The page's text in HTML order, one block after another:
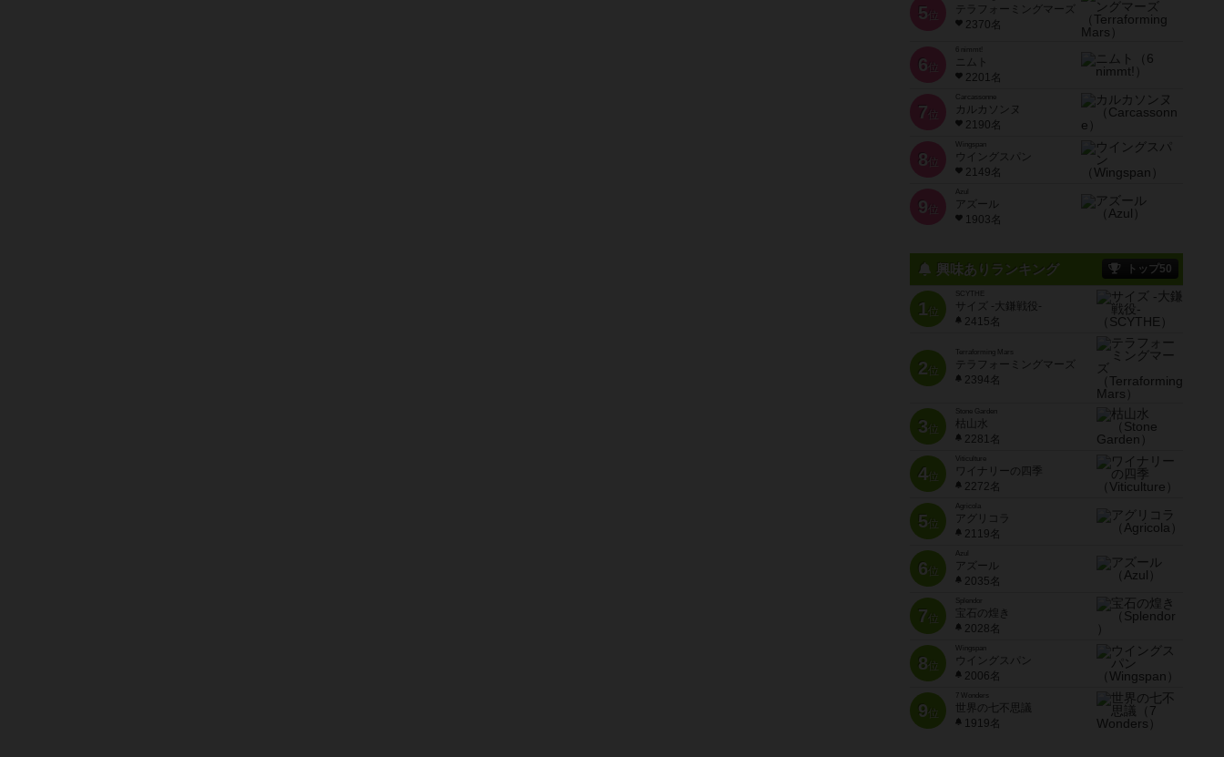
5 位
テラフォーミングマーズ
2370名
6 位
ニムト
2201名
7 位
Carcassonne
カルカソンヌ
2190名
8 位
Wingspan
ウイングスパン
2149名
9 位
Azul
アズール
1903名
興味ありランキング トップ50
1位
SCYTHE
サイズ -大鎌戦役-
2415名
2位
Terraforming Mars
テラフォーミングマーズ
2394名
3位
Stone Garden
枯山水
2281名
4位
Viticulture
ワイナリーの四季
2272名
5位
Agricola
アグリコラ
2119名
6位
Azul
アズール
2035名
7位
宝石の煌き
2028名
8位
Wingspan
ウイングスパン
2006名
9位
7 Wonders
世界の七不思議
1919名